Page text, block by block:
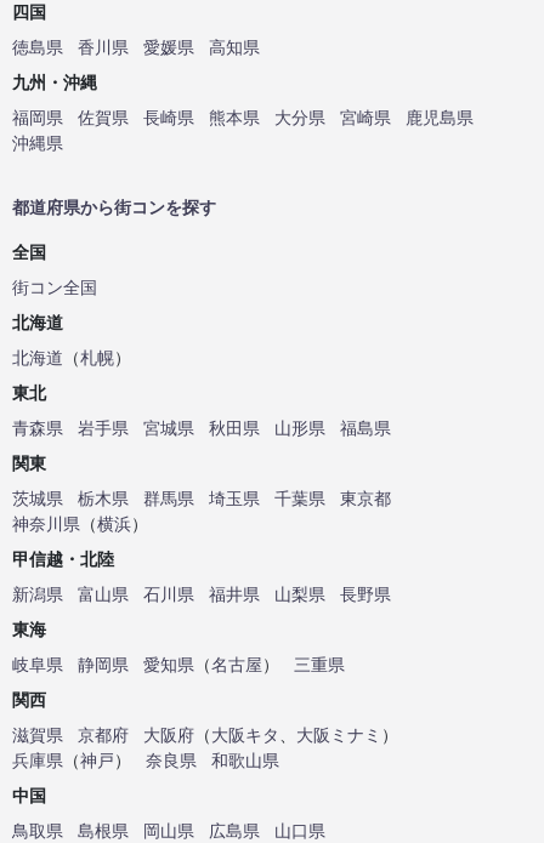
四国
徳島県
香川県 愛媛県
高知県
九州・沖縄
福岡県
佐賀県 長崎県 熊本県 大分県 宮崎県
鹿児島県
沖縄県
都道府県から街コンを探す
全国
街コン全国
北海道
北海道 （札幌）
東北
青森県
岩手県 宮城県 秋田県 山形県
福島県
関東
茨城県
栃木県 群馬県 埼玉県 千葉県
東京都
神奈川県 （横浜）
甲信越・北陸
新潟県
富山県 石川県 福井県 山梨県
長野県
東海
岐阜県
静岡県 愛知県 （名古屋）
三重県
関西
滋賀県
京都府 大阪府 （大阪キタ 大阪ミナミ ）
兵庫県 （神戸） 奈良県
和歌山県
中国
鳥取県
島根県 岡山県 広島県 山口県